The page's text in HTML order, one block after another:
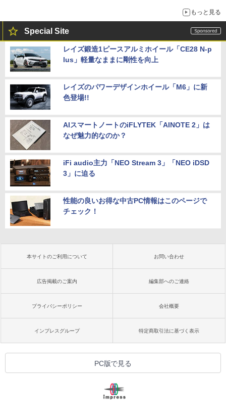
もっと見る
Special Site
レイズ鍛造1ピースアルミホイール「CE28 N-p
lus」軽量なままに剛性を向上
レイズのパワーデザインホイール「M6」に新
色登場!!
AIスマートノートのiFLYTEK「AINOTE 2」は
なぜ魅力的なのか？
iFi audio主力「NEO Stream 3」「NEO iDSD
3」に迫る
性能の良いお得な中古PC情報はこのページで
チェック！
本サイトのご利用について お問い合わせ
広告掲載のご案内 編集部へのご連絡
プライバシーポリシー 会社概要
インプレスグループ 特定商取引法に基づく表示
PC版で見る